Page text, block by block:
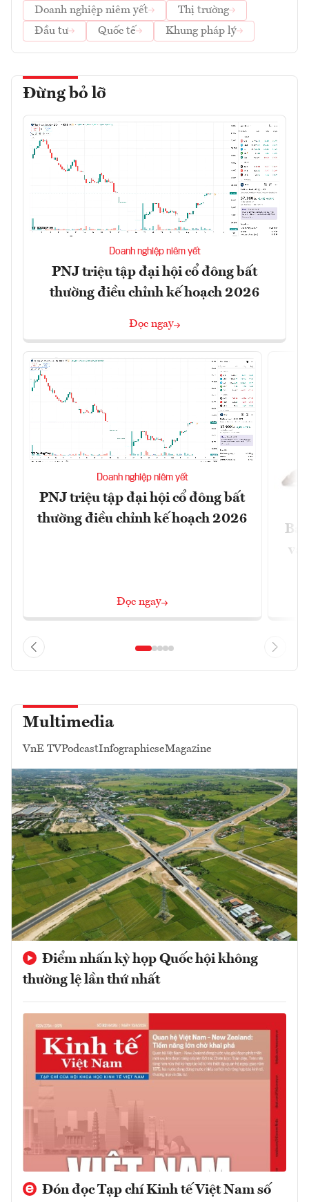
Doanh nghiệp niêm yết
Thị trường
Đầu tư
Quốc tế Khung pháp lý
Đừng bỏ lỡ
Doanh nghiệp niêm yết
PNJ triệu tập đại hội cổ đông bất
thường điều chỉnh kế hoạch 2026
Đọc ngay
Doanh nghiệp niêm yết
PNJ triệu tập đại hội cổ đông bất
thường điều chỉnh kế hoạch 2026
Đọc ngay
và
Multimedia
VnE TVPodcastInfographicseMagazine
Điểm nhấn kỳ họp Quốc hội không
thường lệ lần thứ nhất
Đón đọc Tạp chí Kinh tế Việt Nam số